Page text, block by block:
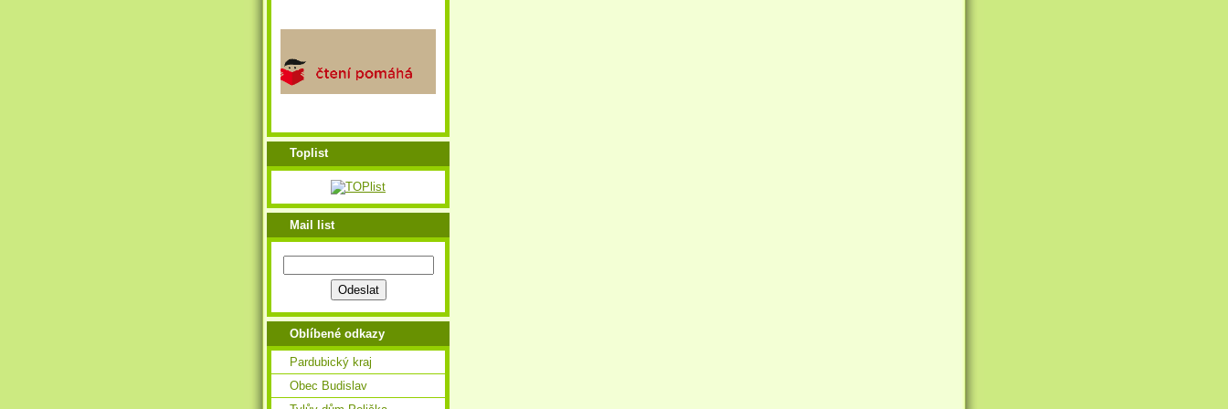
Toplist
Mail list
Oblíbené odkazy
Pardubický kraj
Obec Budislav